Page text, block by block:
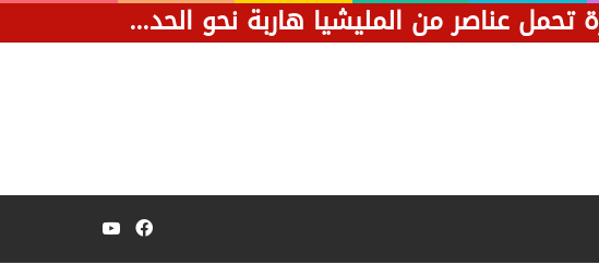
بعد ضربة موجعة في المثلث.. فيديو يظهر قصف مسيرة لسيارة تحمل عناصر من المليشيا هاربة نحو الحدود الليبية.
فيسبوك